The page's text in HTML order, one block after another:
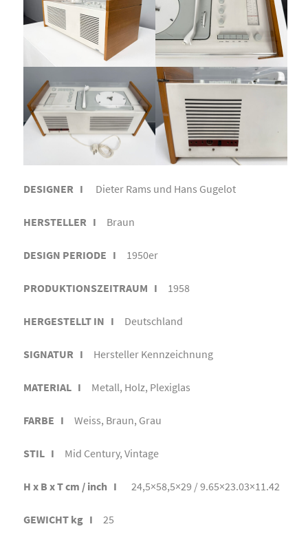
DESIGNER I Dieter Rams und Hans Gugelot
HERSTELLER I Braun
DESIGN PERIODE I 1950er
PRODUKTIONSZEITRAUM I 1958
HERGESTELLT IN I Deutschland
SIGNATUR I Hersteller Kennzeichnung
MATERIAL I Metall, Holz, Plexiglas
FARBE I Weiss, Braun, Grau
STIL I Mid Century, Vintage
H x B x T cm / inch I 24,5×58,5×29 / 9.65×23.03×11.42
GEWICHT kg I 25